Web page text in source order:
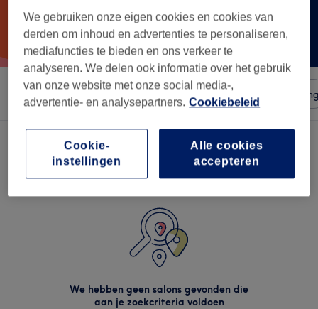
Sorteer op Salons Expresaanbiedingen
We hebben geen salons gevonden die
aan je zoekcriteria voldoen
We gebruiken onze eigen cookies en cookies van
derden om inhoud en advertenties te personaliseren,
mediafuncties te bieden en ons verkeer te
analyseren. We delen ook informatie over het gebruik
van onze website met onze social media-,
advertentie- en analysepartners. Cookiebeleid
Alle cookies
accepteren
Cookie-
instellingen